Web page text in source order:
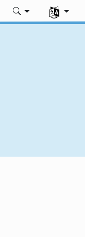
Виберіть